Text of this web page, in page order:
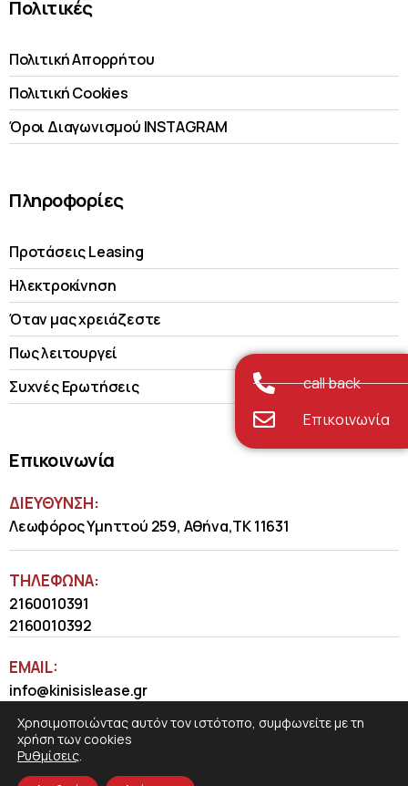
Πολιτικές
Πολιτική Απορρήτου
Πολιτική Cookies
Όροι Διαγωνισμού INSTAGRAM
Πληροφορίες
Προτάσεις Leasing
Ηλεκτροκίνηση
Όταν μας χρειάζεστε
Πως λειτουργεί
Συχνές Ερωτήσεις
Επικοινωνία
ΔΙΕΥΘΥΝΣΗ:
Λεωφόρος Υμηττού 259, Αθήνα,ΤΚ 11631
ΤΗΛΈΦΩΝΑ:
2160010391
2160010392
EMAIL:
info@kinisislease.gr
call back
Επικοινωνία
Χρησιμοποιώντας αυτόν τον ιστότοπο, συμφωνείτε με τη
χρήση των cookies
Ρυθμίσεις.